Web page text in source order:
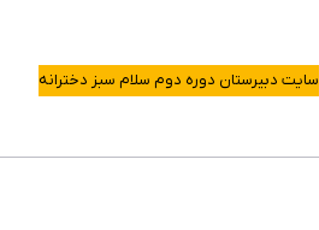
سایت دبیرستان دوره دوم سلام سبز دخترانه